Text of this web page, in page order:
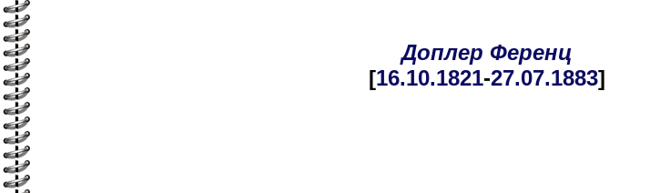
Доплер Ференц
[16.10.1821-27.07.1883]